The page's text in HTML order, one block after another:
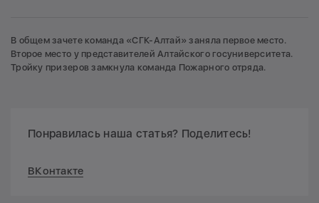
В общем зачете команда «СГК-Алтай» заняла первое место.
Второе место у представителей Алтайского госуниверситета.
Тройку призеров замкнула команда Пожарного отряда.
Понравилась наша статья? Поделитесь!
ВКонтакте